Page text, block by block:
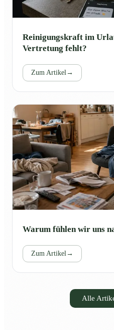
Reinigungskraft im
Vertretung fehlt?
Zum Artikel→
Warum fühlen wir uns
Zum Artikel→
Alle